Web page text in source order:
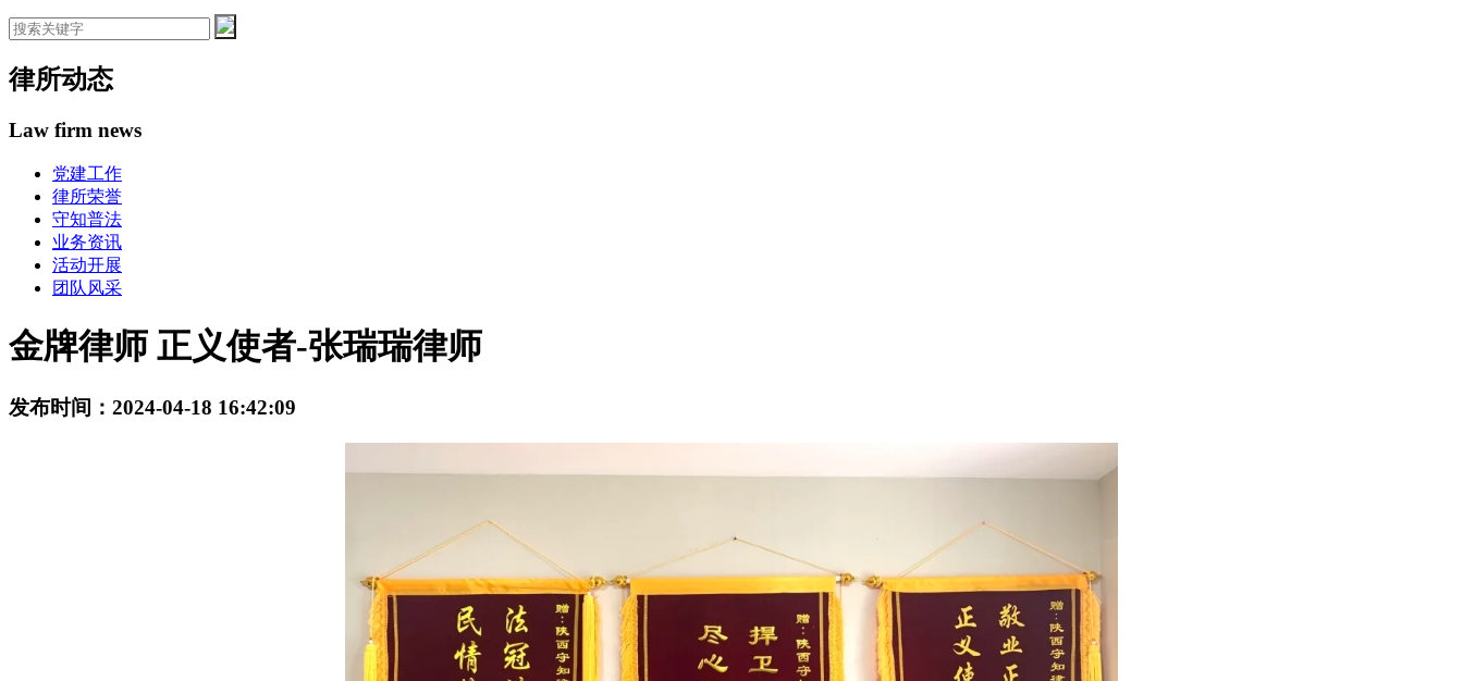
律所动态
Law firm news
党建工作
律所荣誉
守知普法
业务资讯
活动开展
团队风采
金牌律师 正义使者-张瑞瑞律师
发布时间：2024-04-18 16:42:09